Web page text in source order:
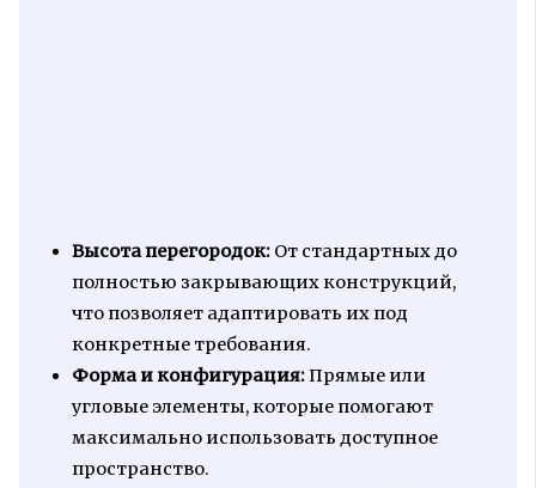
Высота перегородок:От стандартных до
полностью закрывающих конструкций,
что позволяет адаптировать их под
конкретные требования.
Форма и конфигурация:Прямые или
угловые элементы, которые помогают
максимально использовать доступное
пространство.